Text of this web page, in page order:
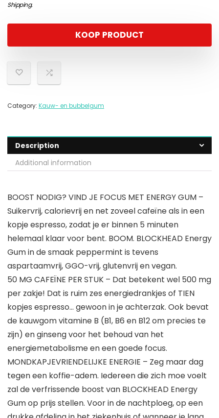
Shipping.
KOOP PRODUCT
Category: Kauw- en bubbelgum
Description
Additional information
BOOST NODIG? VIND JE FOCUS MET ENERGY GUM –
Suikervrij, calorievrij en net zoveel cafeïne als in een
kopje espresso, zodat je er binnen 5 minuten
helemaal klaar voor bent. BOOM. BLOCKHEAD Energy
Gum in de smaak peppermint is tevens
aspartaamvrij, GGO-vrij, glutenvrij en vegan.
50 MG CAFEÏNE PER STUK – Dat betekent wel 500 mg
per zakje! Dat is ruim zes energiedrankjes of TIEN
kopjes espresso… gewoon in je achterzak. Ook bevat
de kauwgom vitamine B (B1, B6 en B12 om precies te
zijn) en ginseng voor het behoud van het
energiemetabolisme en een goede focus.
MONDKAPJEVRIENDELIJKE ENERGIE – Zeg maar dag
tegen een koffie-adem. Iedereen die zich moe voelt
zal de verfrissende boost van BLOCKHEAD Energy
Gum op prijs stellen. Voor in de nachtploeg, op een